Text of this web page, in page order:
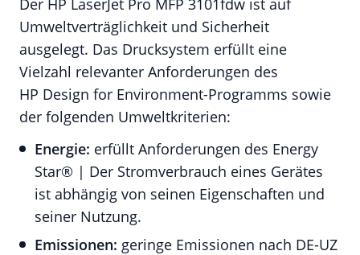
Der HP LaserJet Pro MFP 3101fdw ist auf
Umweltverträglichkeit und Sicherheit
ausgelegt. Das Drucksystem erfüllt eine
Vielzahl relevanter Anforderungen des
HP Design for Environment-Programms sowie
der folgenden Umweltkriterien:
Energie: erfüllt Anforderungen des Energy
Star® | Der Stromverbrauch eines Gerätes
ist abhängig von seinen Eigenschaften und
seiner Nutzung.
Emissionen: geringe Emissionen nach DE-UZ